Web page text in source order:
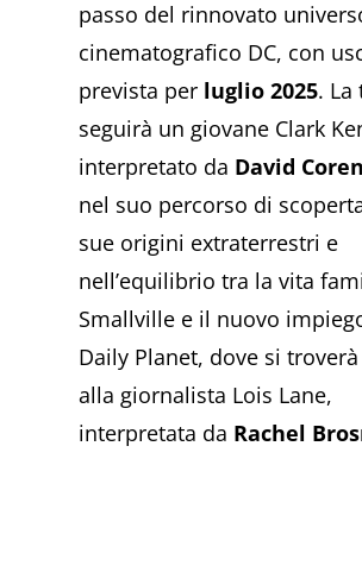
passo del rinnovato
cinematografico DC, con
prevista per luglio 2025. La
seguirà un giovane Clark
interpretato da David
nel suo percorso di
sue origini extraterrestri e
nell’equilibrio tra la vita
Smallville e il nuovo
Daily Planet, dove si
alla giornalista Lois Lane,
interpretata da Rachel